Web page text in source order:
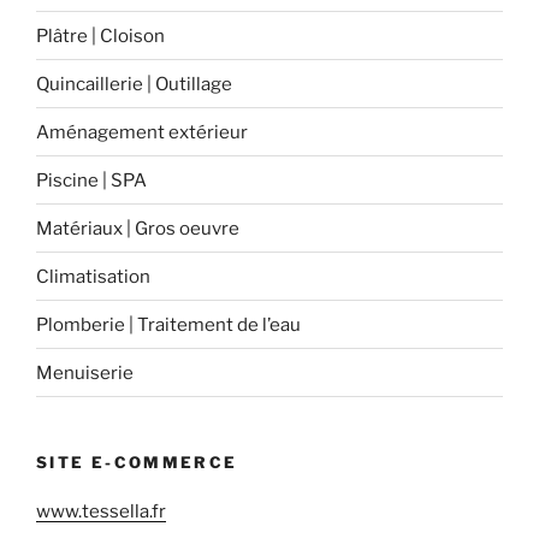
Plâtre | Cloison
Quincaillerie | Outillage
Aménagement extérieur
Piscine | SPA
Matériaux | Gros oeuvre
Climatisation
Plomberie | Traitement de l’eau
Menuiserie
SITE E-COMMERCE
www.tessella.fr